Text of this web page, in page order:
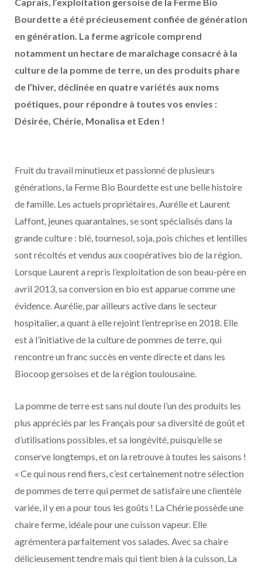
Bourdette a été précieusement confiée de génération
en génération. La ferme agricole comprend
notamment un hectare de maraîchage consacré à la
culture de la pomme de terre, un des produits phare
de l’hiver, déclinée en quatre variétés aux noms
poétiques, pour répondre à toutes vos envies :
Désirée, Chérie, Monalisa et Eden !
Fruit du travail minutieux et passionné de plusieurs
générations, la Ferme Bio Bourdette est une belle histoire
de famille. Les actuels propriétaires, Aurélie et Laurent
Laffont, jeunes quarantaines, se sont spécialisés dans la
grande culture : blé, tournesol, soja, pois chiches et lentilles
sont récoltés et vendus aux coopératives bio de la région.
Lorsque Laurent a repris l’exploitation de son beau-père en
avril 2013, sa conversion en bio est apparue comme une
évidence. Aurélie, par ailleurs active dans le secteur
hospitalier, a quant à elle rejoint l’entreprise en 2018. Elle
est à l’initiative de la culture de pommes de terre, qui
rencontre un franc succès en vente directe et dans les
Biocoop gersoises et de la région toulousaine.
La pomme de terre est sans nul doute l’un des produits les
plus appréciés par les Français pour sa diversité de goût et
d’utilisations possibles, et sa longévité, puisqu’elle se
conserve longtemps, et on la retrouve à toutes les saisons !
« Ce qui nous rend fiers, c’est certainement notre sélection
de pommes de terre qui permet de satisfaire une clientèle
variée, il y en a pour tous les goûts ! La Chérie possède une
chaire ferme, idéale pour une cuisson vapeur. Elle
agrémentera parfaitement vos salades. Avec sa chaire
délicieusement tendre mais qui tient bien à la cuisson, La